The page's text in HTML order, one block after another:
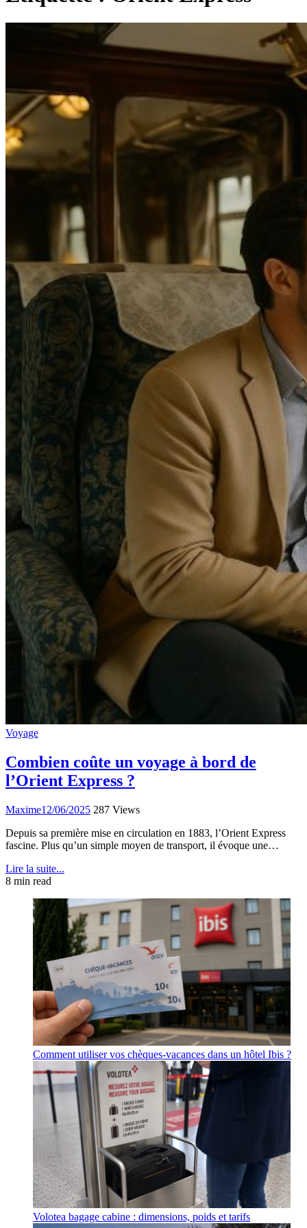
Voyage
Combien coûte un voyage à bord de
l’Orient Express ?
Maxime12/06/2025 287 Views
Depuis sa première mise en circulation en 1883, l’Orient Express
fascine. Plus qu’un simple moyen de transport, il évoque une…
Lire la suite...
8 min read
Comment utiliser vos chèques-vacances dans un hôtel Ibis ?
Volotea bagage cabine : dimensions, poids et tarifs